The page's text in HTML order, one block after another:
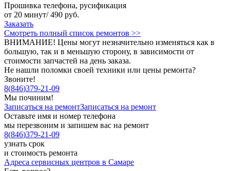
Прошивка телефона, русификация
от 20 минут/ 490 руб.
Заказать
Смотреть полный список ремонтов >>
ВНИМАНИЕ! Цены могут незначительно изменяться как в
большую, так и в меньшую сторону, в зависимости от
стоимости запчастей на день заказа.
Не нашли поломки своей техники или цены ремонта?
Звоните!
8(846)379-21-09
Мы починим!
Записаться на ремонтЗаписаться на ремонт
Оставьте имя и номер телефона
мы перезвоним и запишем вас на ремонт
8(846)379-21-09
узнать срок
и стоимость ремонта
Адреса сервисных центров в Самаре